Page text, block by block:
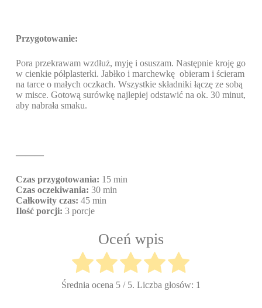
Przygotowanie:
Pora przekrawam wzdłuż, myję i osuszam. Następnie kroję go
w cienkie półplasterki. Jabłko i marchewkę obieram i ścieram
na tarce o małych oczkach. Wszystkie składniki łączę ze sobą
w misce. Gotową surówkę najlepiej odstawić na ok. 30 minut,
aby nabrała smaku.
———
Czas przygotowania: 15 min
Czas oczekiwania: 30 min
Całkowity czas: 45 min
Ilość porcji: 3 porcje
Oceń wpis
Średnia ocena 5/ 5. Liczba głosów: 1